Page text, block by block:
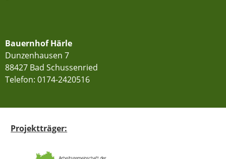
Bauernhof Härle
Dunzenhausen 7
88427 Bad Schussenried
Telefon: 0174-2420516
Projektträger: